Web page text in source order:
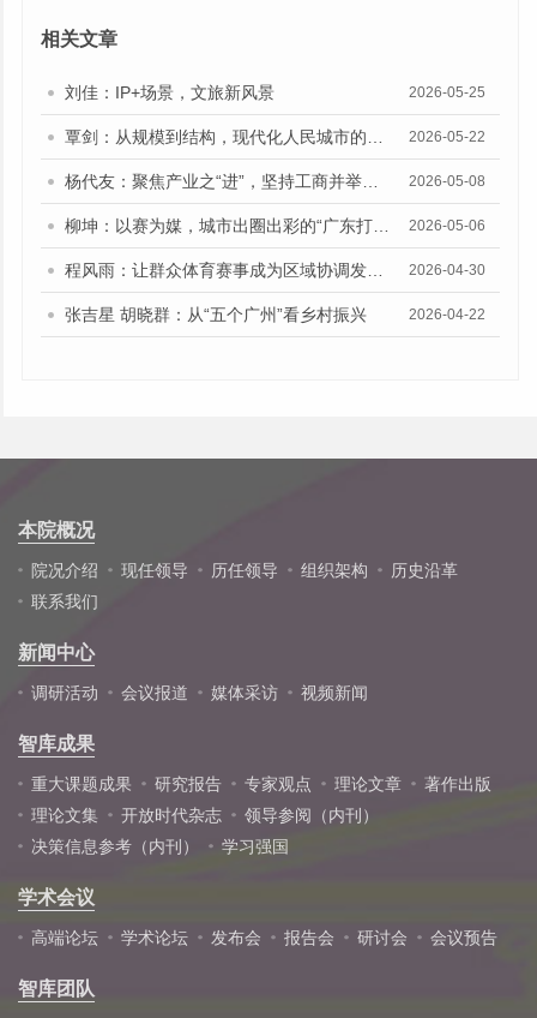
相关文章
刘佳：IP+场景，文旅新风景 2026-05-25
2026-05-22
2026-05-08
2026-05-06
2026-04-30
张吉星 胡晓群：从“五个广州”看乡村振兴 2026-04-22
本院概况
院况介绍 现任领导 历任领导 组织架构
历史沿革
联系我们
新闻中心
调研活动 会议报道 媒体采访 视频新闻
智库成果
重大课题成果 研究报告 专家观点 理论文章
著作出版
理论文集
开放时代杂志
领导参阅（内刊）
决策信息参考（内刊）
学习强国
学术会议
高端论坛 学术论坛 发布会 报告会 研讨会 会议预告
智库团队